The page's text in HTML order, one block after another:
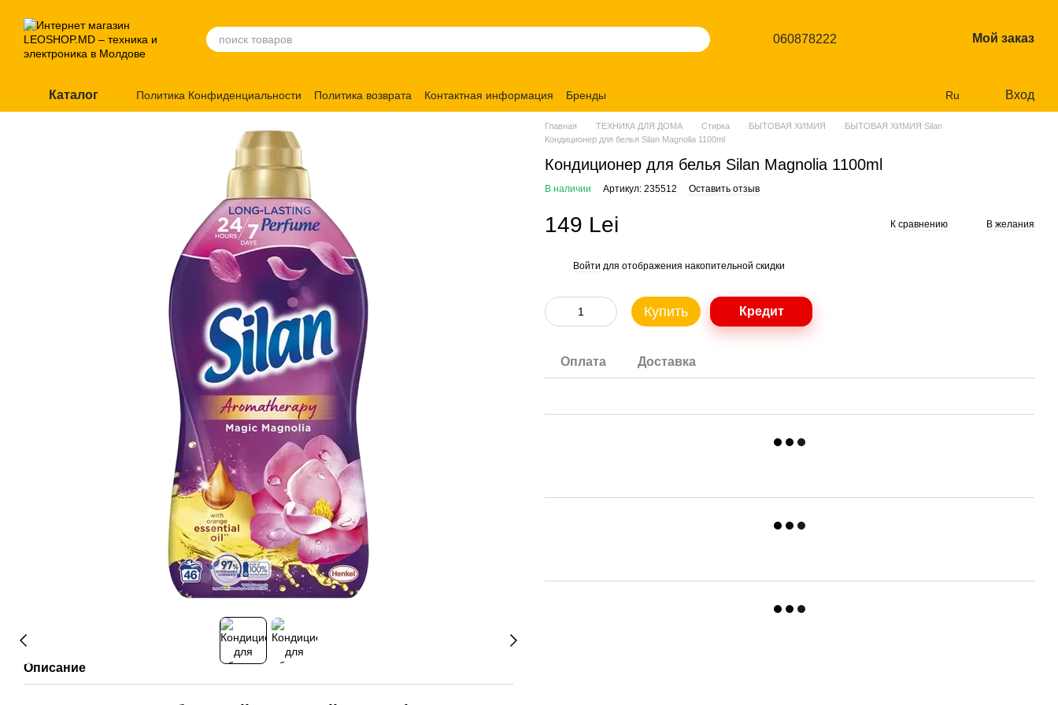
060878222 Мой заказ
Каталог Политика Конфиденциальности Политика возврата Контактная информация Бренды Ru Вход
Описание
Главная ТЕХНИКА ДЛЯ ДОМА Стирка БЫТОВАЯ ХИМИЯ
БЫТОВАЯ ХИМИЯ Silan
Кондиционер для белья Silan Magnolia 1100ml
Кондиционер для белья Silan Magnolia 1100ml
В наличии Артикул: 235512 Оставить отзыв
149 Lei К сравнению В желания
Войти для отображения накопительной скидки
Купить Кредит
Оплата Доставка